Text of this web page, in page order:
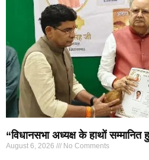
“विधानसभा अध्यक्ष के हाथों सम्मानित
August 6, 2026 No Comments